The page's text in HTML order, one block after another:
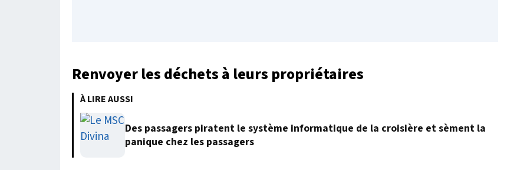
Renvoyer les déchets à leurs propriétaires
À LIRE AUSSI
Des passagers piratent le système informatique de la croisière et sèment la
panique chez les passagers